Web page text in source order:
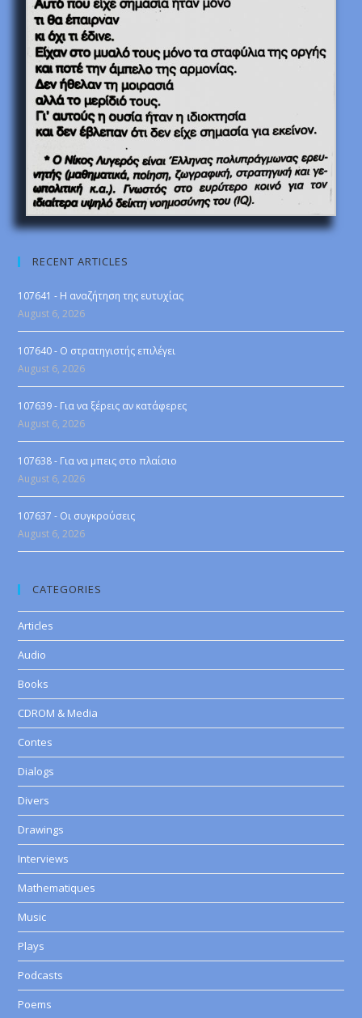
RECENT ARTICLES
107641 - Η αναζήτηση της ευτυχίας
August 6, 2026
107640 - Ο στρατηγιστής επιλέγει
August 6, 2026
107639 - Για να ξέρεις αν κατάφερες
August 6, 2026
107638 - Για να μπεις στο πλαίσιο
August 6, 2026
107637 - Οι συγκρούσεις
August 6, 2026
CATEGORIES
Articles
Audio
Books
CDROM & Media
Contes
Dialogs
Divers
Drawings
Interviews
Mathematiques
Music
Plays
Podcasts
Poems